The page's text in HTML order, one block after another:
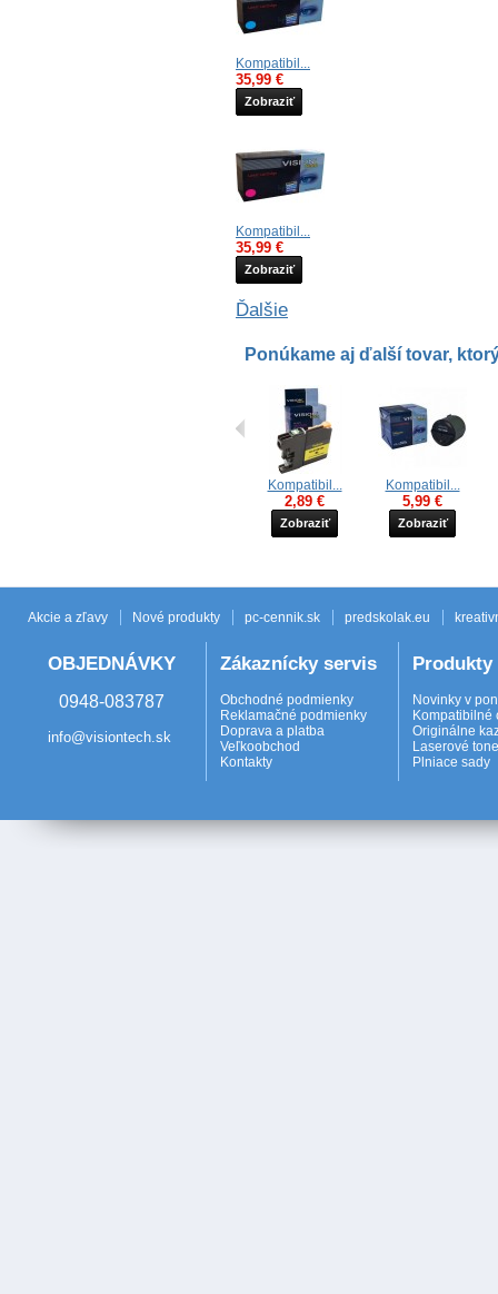
Kompatibil...
35,99 €
Zobraziť
Kompatibil...
35,99 €
Zobraziť
Ďalšie
Ponúkame aj ďalší tovar,
Kompatibil...
2,89 €
Zobraziť
Kompatibil...
5,99 €
Zobraziť
Akcie a zľavy Nové produkty pc-cennik.sk predskolak.eu
OBJEDNÁVKY
0948-083787
info@visiontech.sk
Zákaznícky servis
Obchodné podmienky
Reklamačné podmienky
Doprava a platba
Veľkoobchod
Kontakty
Produkty
Novinky v
Kompatibilné
Originálne
Laserové
Plniace sady